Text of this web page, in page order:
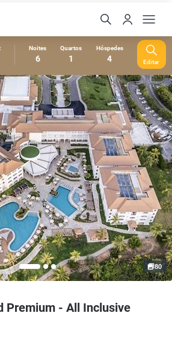
Noites
6
Quartos
1
Hóspedes
4 Editar
Premium - All Inclusive
80